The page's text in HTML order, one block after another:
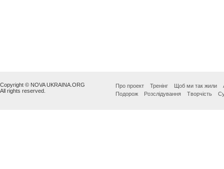
Copyright © NOVA UKRAINA.ORG
All rights reserved.
Про проект Тренінг Щоб ми так жили
Подорож
Розслідування Творчість